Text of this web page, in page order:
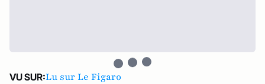
VU SUR:Lu sur Le Figaro